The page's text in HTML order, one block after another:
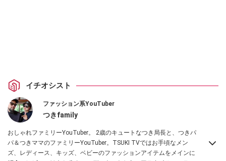
イチオシスト
ファッション系YouTuber
つきfamily
おしゃれファミリーYouTuber。 2歳のキュートなつき局長と、つきパ
パ＆つきママのファミリーYouTuber。TSUKI TVではお手頃なメン
ズ、レディース、キッズ、ベビーのファッションアイテムをメインに